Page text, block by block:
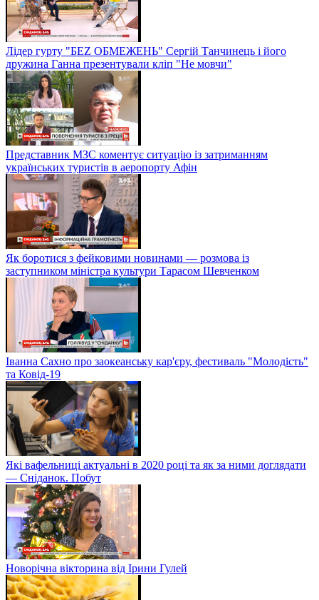
Лідер гурту "БЕZ ОБМЕЖЕНЬ" Сергій Танчинець і його
дружина Ганна презентували кліп "Не мовчи"
Представник МЗС коментує ситуацію із затриманням
українських туристів в аеропорту Афін
Як боротися з фейковими новинами — розмова із
заступником міністра культури Тарасом Шевченком
Іванна Сахно про заокеанську кар'єру, фестиваль "Молодість"
та Ковід-19
Які вафельниці актуальні в 2020 році та як за ними доглядати
— Сніданок. Побут
Новорічна вікторина від Ірини Гулей